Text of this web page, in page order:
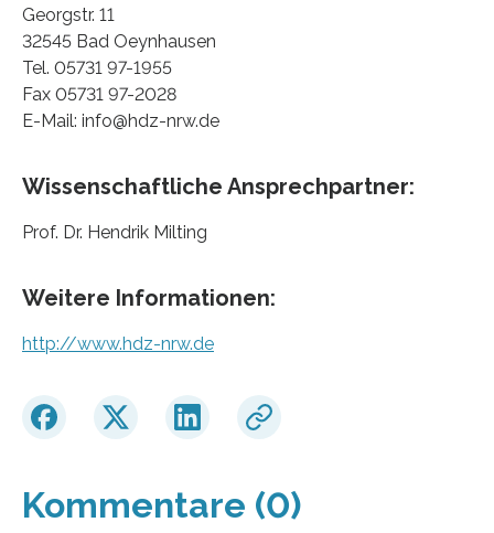
Georgstr. 11
32545 Bad Oeynhausen
Tel. 05731 97-1955
Fax 05731 97-2028
E-Mail: info@hdz-nrw.de
Wissenschaftliche Ansprechpartner:
Prof. Dr. Hendrik Milting
Weitere Informationen:
http://www.hdz-nrw.de
Kommentare (0)